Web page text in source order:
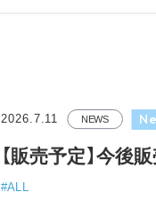
2026.7.11 NEWS
【販売予定】今後
#ALL